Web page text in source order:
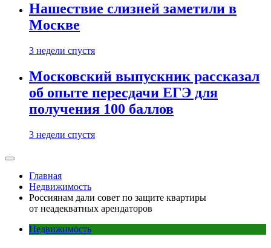
Нашествие слизней заметили в
Москве
3 недели спустя
Московский выпускник рассказал
об опыте пересдачи ЕГЭ для
получения 100 баллов
3 недели спустя
Главная
Недвижимость
Россиянам дали совет по защите квартиры
от неадекватных арендаторов
Недвижимость